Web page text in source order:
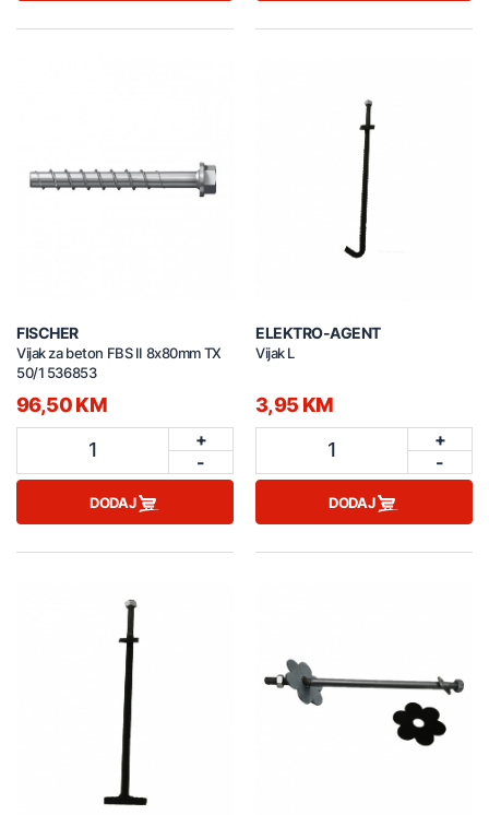
FISCHER
Vijak za beton FBS II 8x80mm TX
50/1 536853
96,50 KM
1
+
-
DODAJ
ELEKTRO-AGENT
Vijak L
3,95 KM
1
+
-
DODAJ